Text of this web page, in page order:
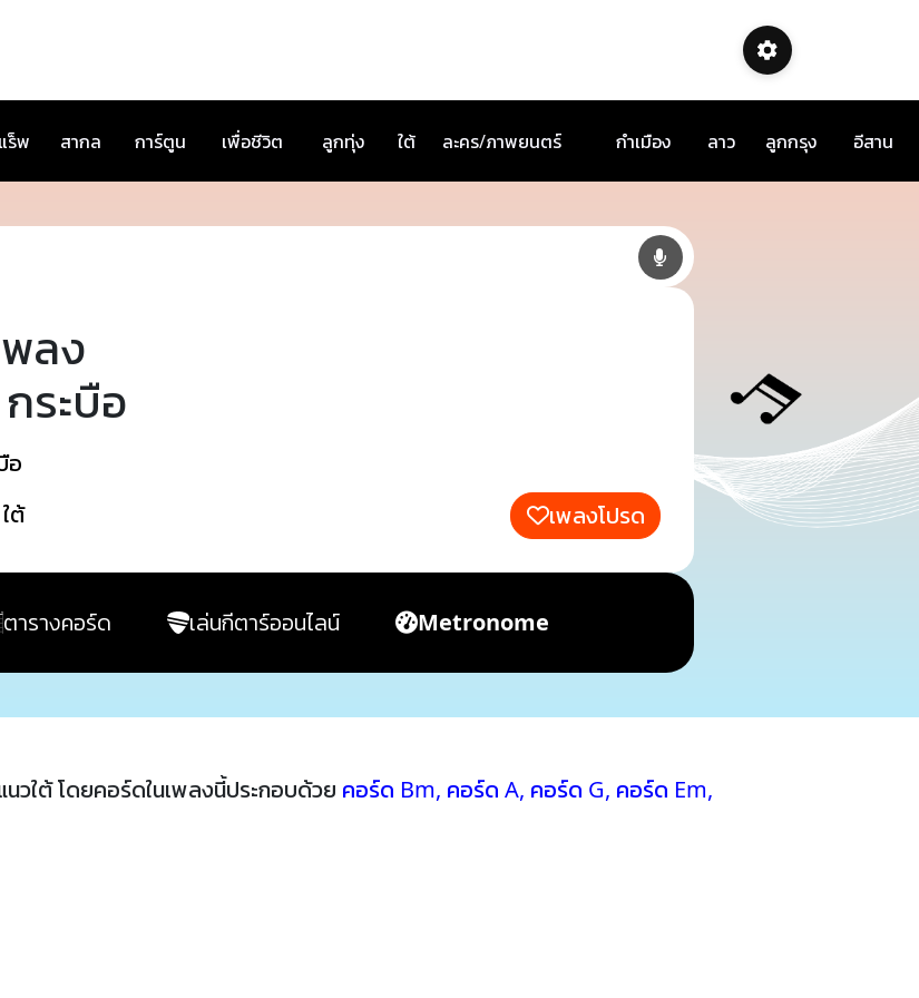
แร็พ สากล การ์ตูน เพื่อชีวิต ลูกทุ่ง ใต้ ละคร/ภาพยนตร์ กำเมือง ลาว ลูกกรุง อีสาน
ลง
ระบือ
อ
ใต้ เพลงโปรด
ตารางคอร์ด เล่นกีตาร์ออนไลน์ Metronome
นวใต้ โดยคอร์ดในเพลงนี้ประกอบด้วย คอร์ด Bm, คอร์ด A, คอร์ด G, คอร์ด Em,